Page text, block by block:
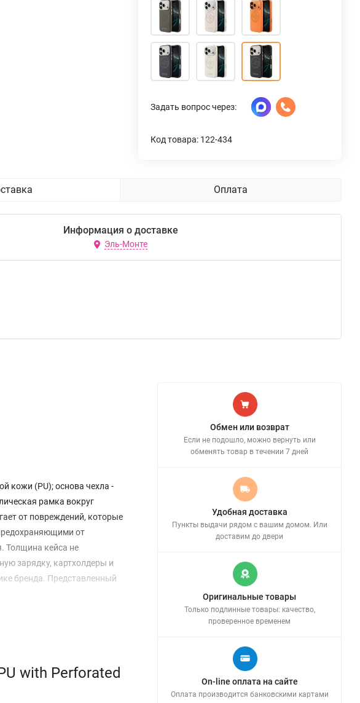
Задать вопрос через:
Код товара: 122-434
Оплата
Информация о доставке
Эль-Монте
кожи (PU); основа чехла -
рамка вокруг
от повреждений, которые
от
Толщина кейса не
зарядку, картхолдеры и
бренда. Представленный
with Perforated
Обмен или возврат
Если не подошло, можно вернуть или
обменять товар в течении 7 дней
Удобная доставка
Пункты выдачи рядом с вашим домом. Или
доставим до двери
Оригинальные товары
Только подлинные товары: качество,
проверенное временем
On-line оплата на сайте
Оплата производится банковскими картами